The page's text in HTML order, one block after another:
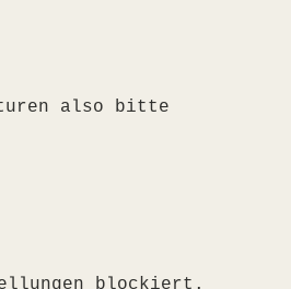
also bitte
blockiert.